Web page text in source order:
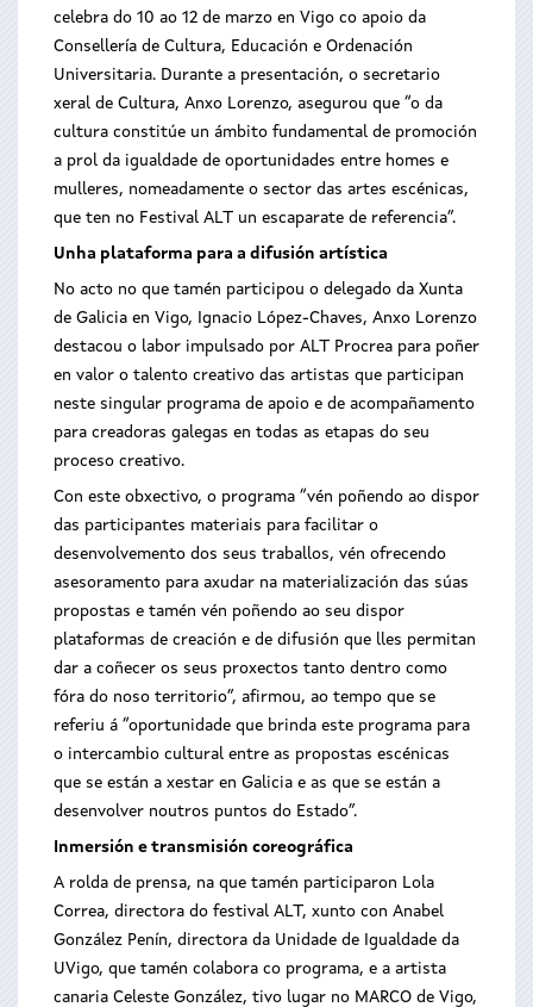
celebra do 10 ao 12 de marzo en Vigo co apoio da
Consellería de Cultura, Educación e Ordenación
Universitaria. Durante a presentación, o secretario
xeral de Cultura, Anxo Lorenzo, asegurou que “o da
cultura constitúe un ámbito fundamental de promoción
a prol da igualdade de oportunidades entre homes e
mulleres, nomeadamente o sector das artes escénicas,
que ten no Festival ALT un escaparate de referencia”.
Unha plataforma para a difusión artística
No acto no que tamén participou o delegado da Xunta
de Galicia en Vigo, Ignacio López-Chaves, Anxo Lorenzo
destacou o labor impulsado por ALT Procrea para poñer
en valor o talento creativo das artistas que participan
neste singular programa de apoio e de acompañamento
para creadoras galegas en todas as etapas do seu
proceso creativo.
Con este obxectivo, o programa “vén poñendo ao dispor
das participantes materiais para facilitar o
desenvolvemento dos seus traballos, vén ofrecendo
asesoramento para axudar na materialización das súas
propostas e tamén vén poñendo ao seu dispor
plataformas de creación e de difusión que lles permitan
dar a coñecer os seus proxectos tanto dentro como
fóra do noso territorio”, afirmou, ao tempo que se
referiu á “oportunidade que brinda este programa para
o intercambio cultural entre as propostas escénicas
que se están a xestar en Galicia e as que se están a
desenvolver noutros puntos do Estado”.
Inmersión e transmisión coreográfica
A rolda de prensa, na que tamén participaron Lola
Correa, directora do festival ALT, xunto con Anabel
González Penín, directora da Unidade de Igualdade da
UVigo, que tamén colabora co programa, e a artista
canaria Celeste González, tivo lugar no MARCO de Vigo,